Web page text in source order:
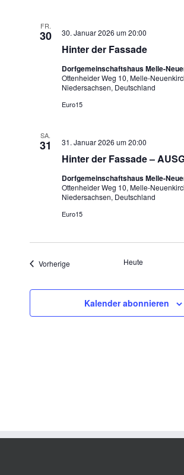
FR.
30
Hinter der Fassade
30. Januar 2026 um 20:00
Dorfgemeinschaftshaus Melle-
Ottenheider Weg 10, Melle-
Niedersachsen, Deutschland
Euro15
SA.
31
Hinter der Fassade –
31. Januar 2026 um 20:00
Dorfgemeinschaftshaus Melle-
Ottenheider Weg 10, Melle-
Niedersachsen, Deutschland
Euro15
VorherigeVeranstaltungen Heute
Kalender abonnieren